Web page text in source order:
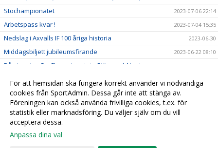
Stochampionatet 2023-07-06 22:14
Arbetspass kvar ! 2023-07-04 15:35
Nedslag i Axvalls IF 100 åriga historia 2023-06-30
Middagsbiljett jubileumsfirande 2023-06-22 08:10
Påminnelse StoChampionatet - Stänger 14 juni
Jubileumsfirande 2023-06-07 10:14
Exklusivt Padel erbjudande
2023-05-31 18:28
2023-05-11 15:51
För att hemsidan ska fungera korrekt använder vi nödvändiga
cookies från SportAdmin. Dessa går inte att stänga av.
Föreningen kan också använda frivilliga cookies, t.ex. för
statistik eller marknadsföring. Du väljer själv om du vill
acceptera dessa.
Anpassa dina val